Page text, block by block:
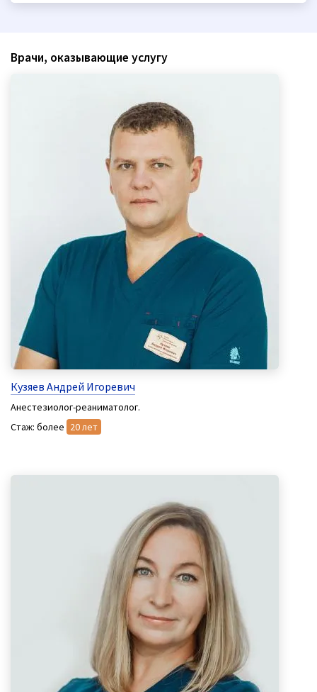
Врачи, оказывающие услугу
Кузяев Андрей Игоревич
Анестезиолог-реаниматолог.
Стаж: более 20 лет